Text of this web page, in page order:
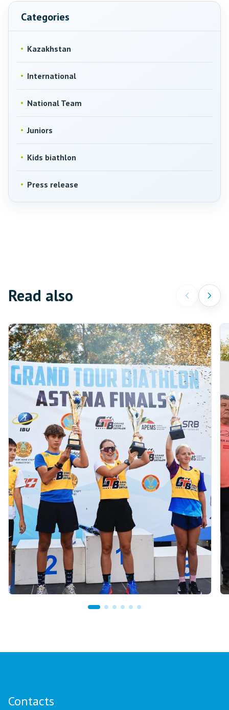
Categories
Kazakhstan
International
National Team
Juniors
Kids biathlon
Press release
Read also
Contacts